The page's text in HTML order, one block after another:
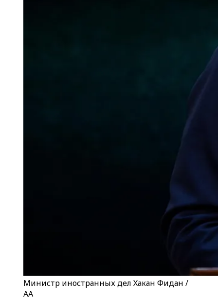
Министр иностранных дел Хакан Фидан /
AA